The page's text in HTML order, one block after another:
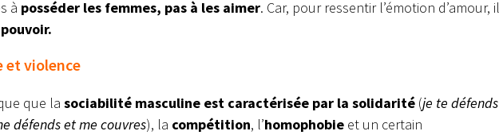
à posséder les femmes, pas à les aimer. Car, pour ressentir l’émotion d’amour, il
et violence
que la sociabilité masculine est caractérisée par la solidarité (je te défends
défends et me couvres), la compétition, l’homophobie et un certain